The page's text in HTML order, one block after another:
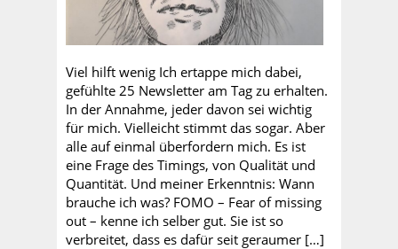
Viel hilft wenig Ich ertappe mich dabei,
gefühlte 25 Newsletter am Tag zu erhalten.
In der Annahme, jeder davon sei wichtig
für mich. Vielleicht stimmt das sogar. Aber
alle auf einmal überfordern mich. Es ist
eine Frage des Timings, von Qualität und
Quantität. Und meiner Erkenntnis: Wann
brauche ich was? FOMO – Fear of missing
out – kenne ich selber gut. Sie ist so
verbreitet, dass es dafür seit geraumer […]